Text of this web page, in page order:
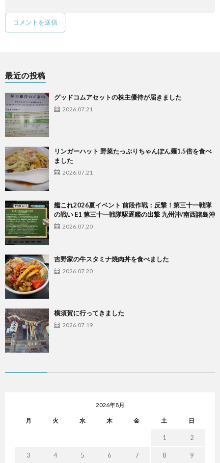
最近の投稿
グッドコムアセットの株主優待が届きました
2026.07.21
リンガーハット 野菜たっぷりちゃんぽん麺1.5倍を食べ
ました
2026.07.21
艦これ2026夏イベント 前段作戦：反撃！第三十一戦隊
の戦い E1 第三十一戦隊駆逐艦の出撃 九州沖/南西諸島沖
2026.07.20
吉野家の牛スタミナ焼肉丼を食べました
2026.07.20
横須賀に行ってきました
2026.07.19
2026年8月
月 火 水 木 金 土 日
1 2
3 4 5 6 7 8 9